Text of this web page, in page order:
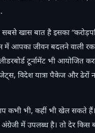
खास बात है इसका
में आपका जीवन बदलने वाली
टूर्नामेंट भी आयोजित
विदेश यात्रा पैकेज और ढेरों
कभी भी, कहीं भी खेल सकते हैं।
में उपलब्ध है। तो देर किस